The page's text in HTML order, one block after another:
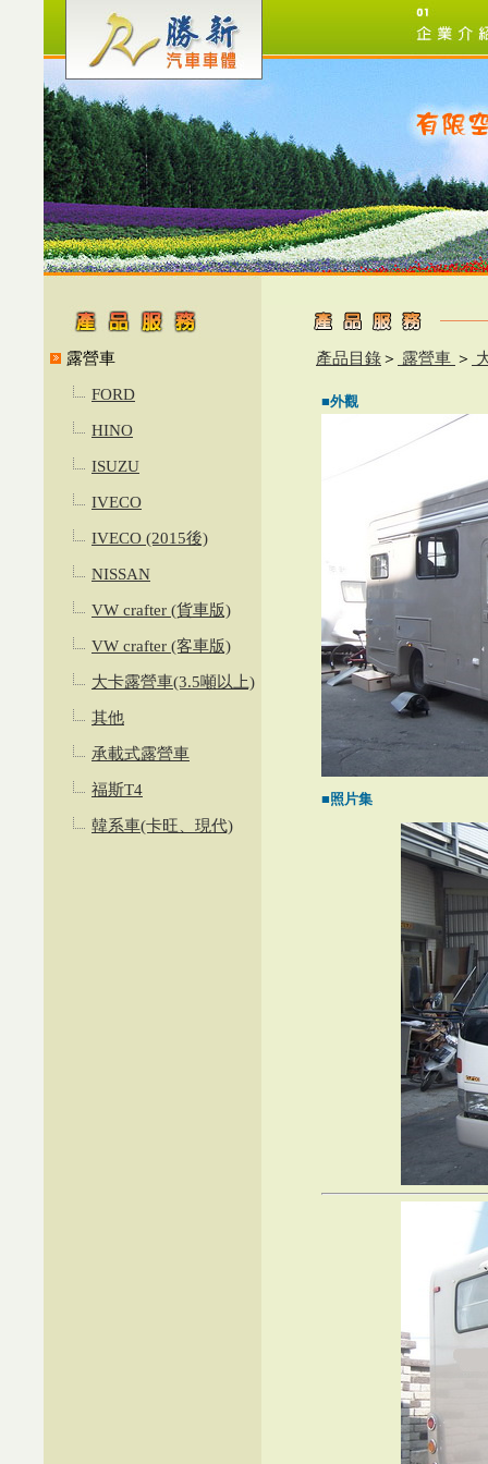
露營車
FORD
HINO
ISUZU
IVECO
IVECO (2015後)
NISSAN
VW crafter (貨車版)
VW crafter (客車版)
大卡露營車(3.5噸以上)
其他
承載式露營車
福斯T4
韓系車(卡旺、現代)
產品目錄＞ 露營車 ＞
■外觀
■照片集